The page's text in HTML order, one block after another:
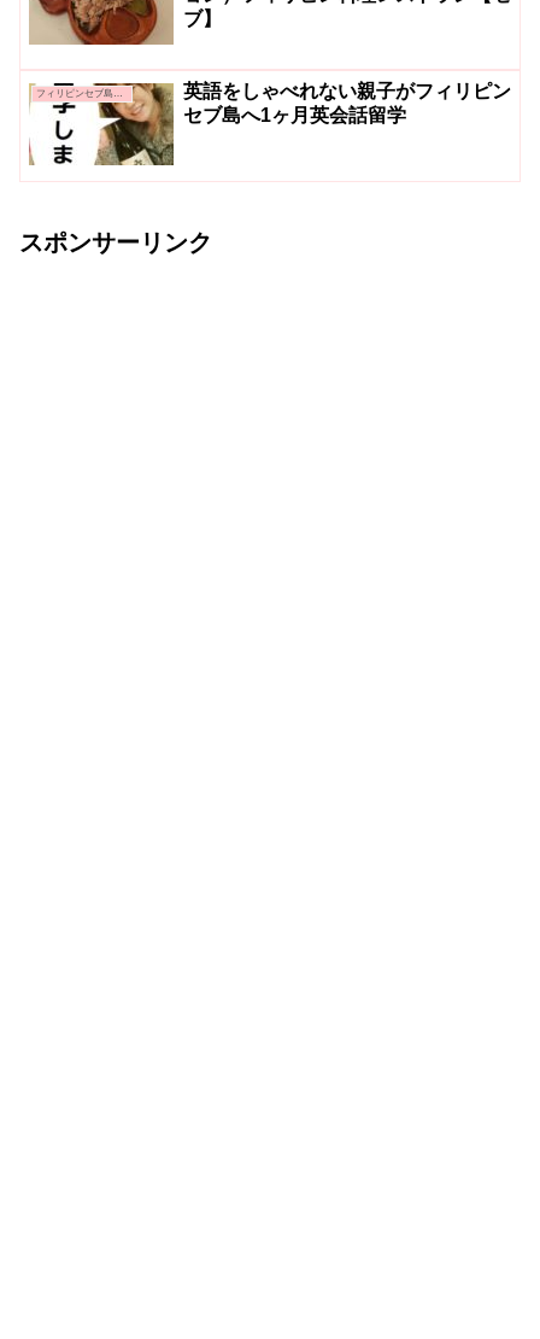
ブ】
フィリピンセブ島親子留学
英語をしゃべれない親子がフィリピン
セブ島へ1ヶ月英会話留学
スポンサーリンク